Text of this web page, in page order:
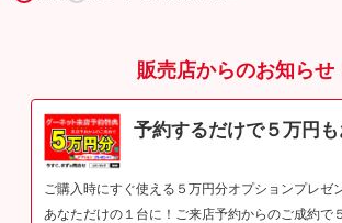
販売店からのお知らせ
予約するだけで５万円も
ご購入時にすぐ使える５万円分オプションプレゼ
あなただけの１台に！ご来店予約からのご成約で